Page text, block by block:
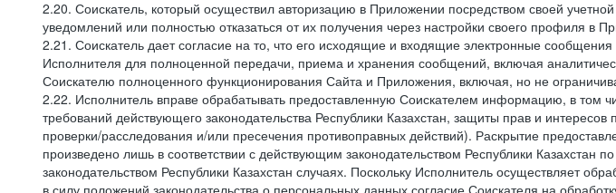
2.20. Соискатель, который осуществил авторизацию в Приложении посредством своей
уведомлений или полностью отказаться от их получения через настройки своего профиля в
2.21. Соискатель дает согласие на то, что его исходящие и входящие электронные
Исполнителя для полноценной передачи, приема и хранения сообщений, включая
Соискателю полноценного функционирования Сайта и Приложения, включая, но не
2.22. Исполнитель вправе обрабатывать предоставленную Соискателем информацию, в том
требований действующего законодательства Республики Казахстан, защиты прав и
проверки/расследования и/или пресечения противоправных действий). Раскрытие
произведено лишь в соответствии с действующим законодательством Республики
законодательством Республики Казахстан случаях. Поскольку Исполнитель осуществляет
в силу положений законодательства о персональных данных согласие Соискателя на